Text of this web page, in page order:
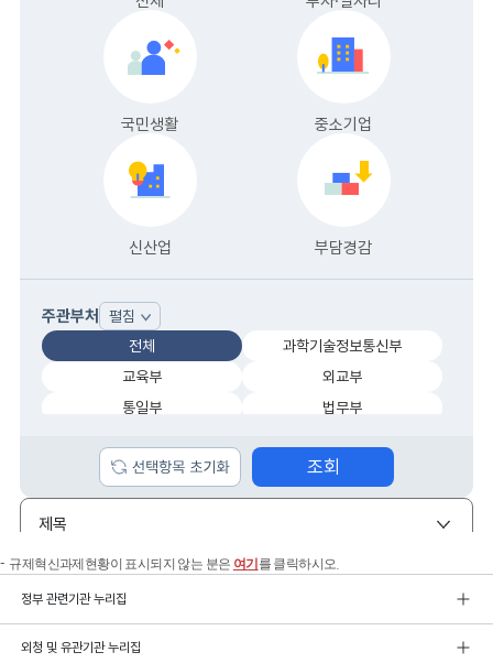
규제혁신과제현황이 표시되지 않는 분은 여기 를 클릭하시오.
정부 관련기관 누리집
외청 및 유관기관 누리집